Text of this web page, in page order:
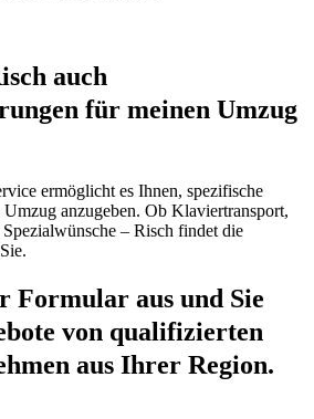
auch
für meinen Umzug
ermöglicht es Ihnen, spezifische
anzugeben. Ob Klaviertransport,
– Risch findet die
Formular aus und Sie
von qualifizierten
aus Ihrer Region.